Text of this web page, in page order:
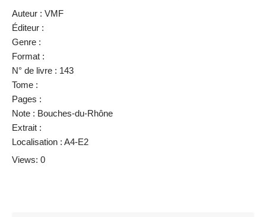
Auteur : VMF
Éditeur :
Genre :
Format :
N° de livre : 143
Tome :
Pages :
Note : Bouches-du-Rhône
Extrait :
Localisation : A4-E2
Views: 0